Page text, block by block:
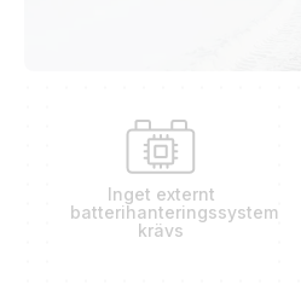
Inget externt
batterihanteringssystem
krävs